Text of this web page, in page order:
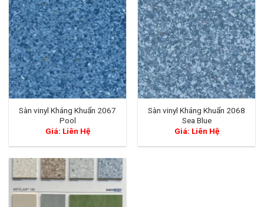
Sàn vinyl Kháng Khuẩn 2067
Pool
Giá: Liên Hệ
Sàn vinyl Kháng Khuẩn 2068
Sea Blue
Giá: Liên Hệ